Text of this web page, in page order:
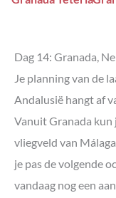
Dag 14: Granada,
Je planning van de
Andalusië hangt af
Vanuit Granada kun
vliegveld van
je pas de volgende
vandaag nog een